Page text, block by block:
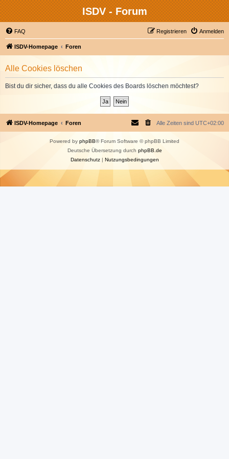
ISDV - Forum
FAQ Anmelden
Registrieren
ISDV-Homepage Foren
Alle Cookies löschen
Bist du dir sicher, dass du alle Cookies des Boards löschen möchtest?
ISDV-Homepage Foren Alle Zeiten sind UTC+02:00
Powered by phpBB® Forum Software © phpBB Limited
Deutsche Übersetzung durch phpBB.de
Datenschutz| Nutzungsbedingungen